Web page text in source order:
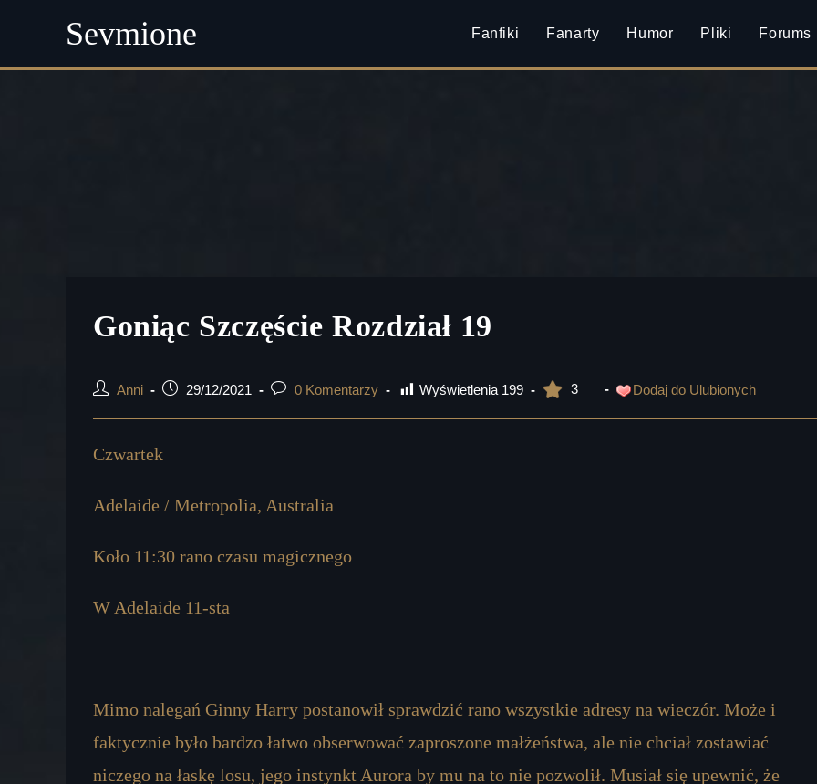
Sevmione Fanfiki Fanarty Humor Pliki Forums
Goniąc Szczęście Rozdział 19
Post Anni
Post 29/12/2021
Post0 Komentarzy Wyświetlenia 199 3 Dodaj do Ulubionych
Czwartek
Adelaide / Metropolia, Australia
Koło 11:30 rano czasu magicznego
W Adelaide 11-sta
Mimo nalegań Ginny Harry postanowił sprawdzić rano wszystkie adresy na wieczór. Może i
faktycznie było bardzo łatwo obserwować zaproszone małżeństwa, ale nie chciał zostawiać
niczego na łaskę losu, jego instynkt Aurora by mu na to nie pozwolił. Musiał się upewnić, że